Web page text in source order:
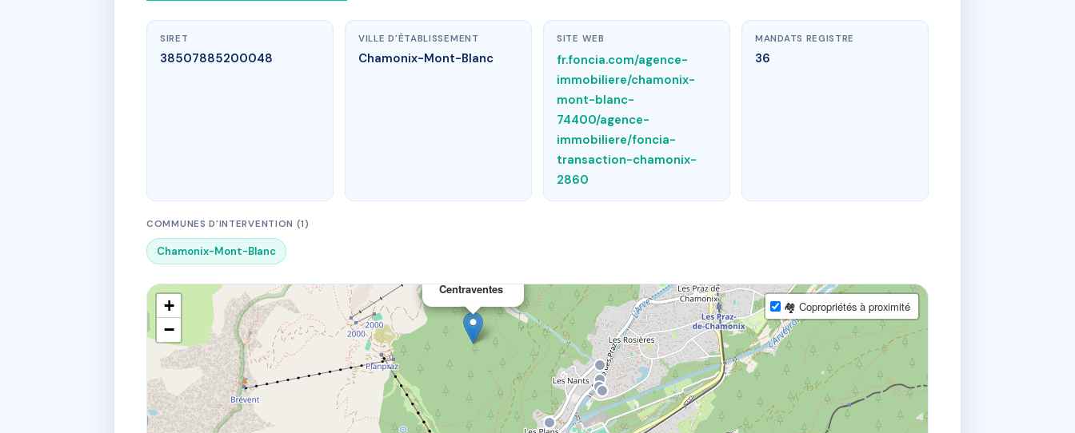
SIRET
38507885200048
VILLE D'ÉTABLISSEMENT
Chamonix-Mont-Blanc
SITE WEB
fr.foncia.com/agence-
immobiliere/chamonix-
mont-blanc-
74400/agence-
immobiliere/foncia-
transaction-chamonix-
2860
MANDATS REGISTRE
36
COMMUNES D'INTERVENTION (1)
Chamonix-Mont-Blanc
Centraventes
×
+
−
🏘 Copropriétés à proximité